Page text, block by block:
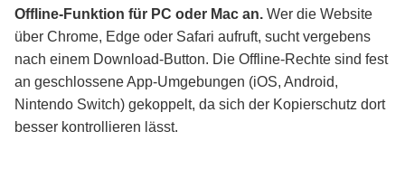
Offline-Funktion für PC oder Mac an. Wer die Website
über Chrome, Edge oder Safari aufruft, sucht vergebens
nach einem Download-Button. Die Offline-Rechte sind fest
an geschlossene App-Umgebungen (iOS, Android,
Nintendo Switch) gekoppelt, da sich der Kopierschutz dort
besser kontrollieren lässt.